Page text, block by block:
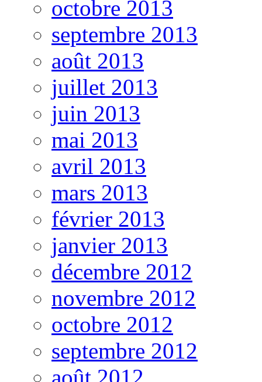
octobre 2013
septembre 2013
août 2013
juillet 2013
juin 2013
mai 2013
avril 2013
mars 2013
février 2013
janvier 2013
décembre 2012
novembre 2012
octobre 2012
septembre 2012
août 2012